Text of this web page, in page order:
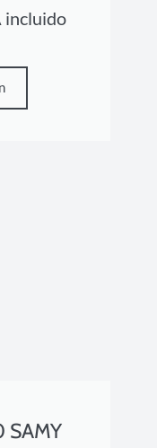
incluido
SAMY